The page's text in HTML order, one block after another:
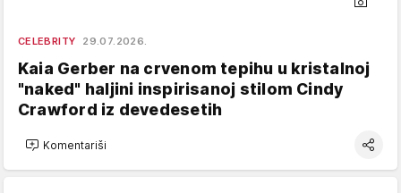
CELEBRITY 29.07.2026.
Kaia Gerber na crvenom tepihu u kristalnoj
"naked" haljini inspirisanoj stilom Cindy
Crawford iz devedesetih
Komentariši